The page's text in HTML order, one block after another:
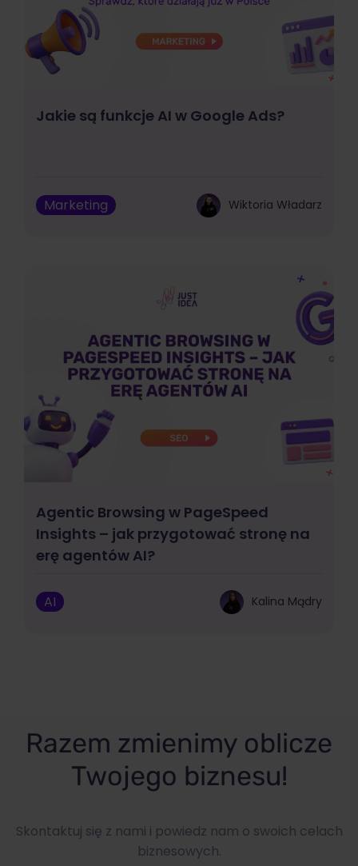
Jakie są funkcje AI w Google Ads?
Marketing Wiktoria Władarz
Agentic Browsing w PageSpeed
Insights – jak przygotować stronę na
erę agentów AI?
AI Kalina Mądry
Razem zmienimy oblicze
Twojego biznesu!
Skontaktuj się z nami i powiedz nam o swoich celach
biznesowych.